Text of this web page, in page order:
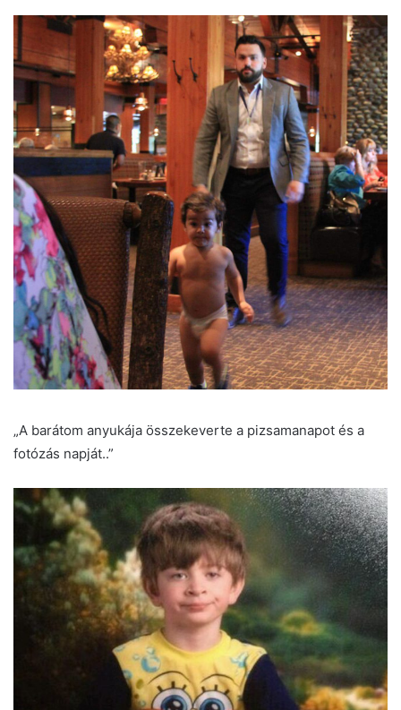
„A barátom anyukája összekeverte a pizsamanapot és a
fotózás napját..”